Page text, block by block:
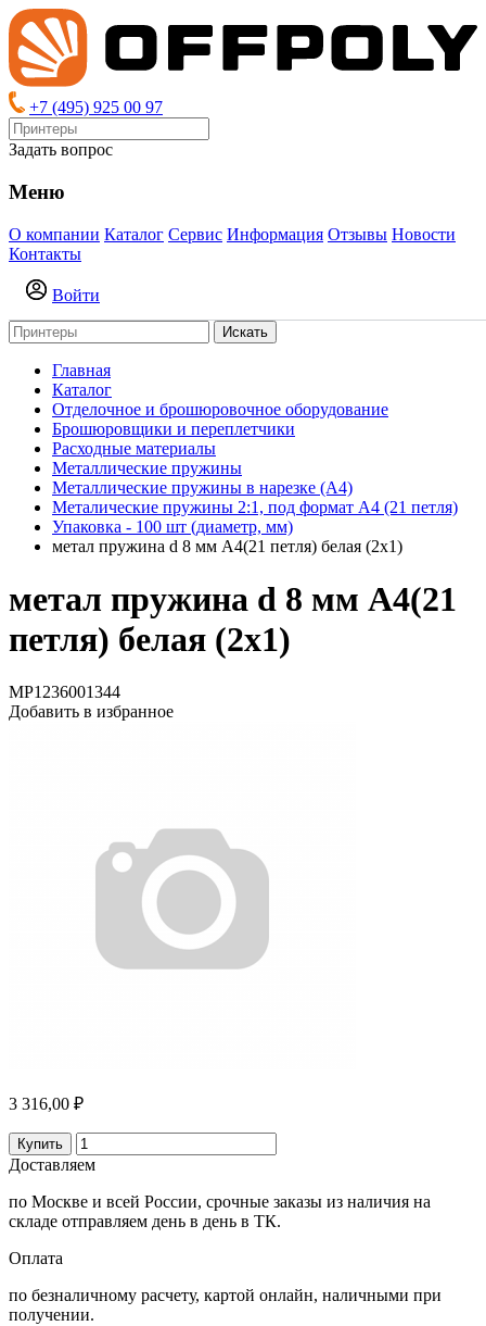
+7 (495) 925 00 97
Задать вопрос
Меню
О компании Каталог Сервис Информация Отзывы Новости
Контакты
Войти
Искать
Главная
Каталог
Отделочное и брошюровочное оборудование
Брошюровщики и переплетчики
Расходные материалы
Металлические пружины
Металлические пружины в нарезке (А4)
Металические пружины 2:1, под формат А4 (21 петля)
Упаковка - 100 шт (диаметр, мм)
метал пружина d 8 мм А4(21 петля) белая (2х1)
метал пружина d 8 мм А4(21
петля) белая (2х1)
MP1236001344
Добавить в избранное
3 316,00 ₽
Купить
Доставляем
по Москве и всей России, срочные заказы из наличия на
складе отправляем день в день в ТК.
Оплата
по безналичному расчету, картой онлайн, наличными при
получении.